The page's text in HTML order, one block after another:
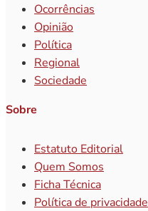
Ocorrências
Opinião
Política
Regional
Sociedade
Sobre
Estatuto Editorial
Quem Somos
Ficha Técnica
Política de privacidade